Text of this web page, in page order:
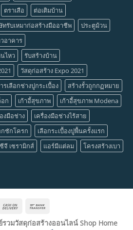
ตราเสือ
ต่อเติมบ้าน
ทรับเหมาก่อสร้างมืออาชีพ
ประตูม้วน
อาคาร
ไหว
รับสร้างบ้าน
วัสดุก่อสร้าง Expo 2021
รเลือกช่างปูกระเบื้อง
สร้างรั้วถูกกฏหมาย
ก เก้าอี้สุขภาพ
เก้าอี้สุขภาพ Modena
งมือช่าง
เครื่องมือช่างไร้สาย
กชักโครก
เลือกระเบื้องปูพื้นครั้งแรก
จี เซรามิกส์ แอร์มีแต่ลม
โครงสร้างเบา
Cash
Delivery
รวมวัสดุก่อสร้างออนไลน์ Shop Home